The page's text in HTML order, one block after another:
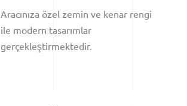
Aracınıza özel zemin ve kenar rengi
ile modern tasarımlar
gerçekleştirmektedir.